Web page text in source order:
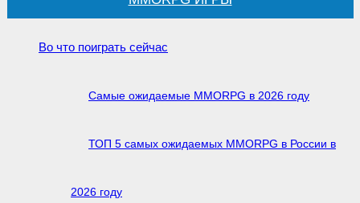
Во что поиграть сейчас
Самые ожидаемые MMORPG в 2026 году
ТОП 5 самых ожидаемых MMORPG в России в
2026 году